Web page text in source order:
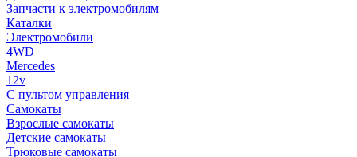
Запчасти к электромобилям
Каталки
Электромобили
4WD
Mercedes
12v
С пультом управления
Самокаты
Взрослые самокаты
Детские самокаты
Трюковые самокаты